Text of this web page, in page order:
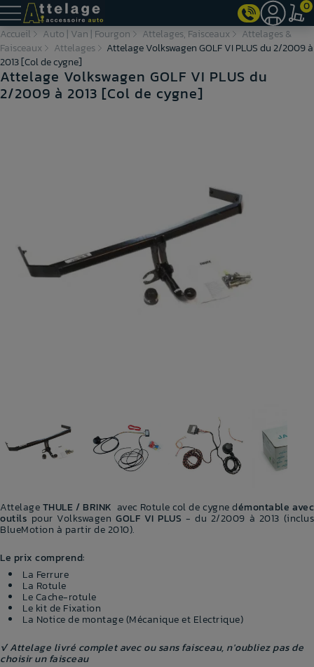
0
Accueil
Auto | Van | Fourgon Attelages, Faisceaux
Attelages &
Faisceaux
Attelages
Attelage Volkswagen GOLF VI PLUS du 2/2009 à
2013 [Col de cygne]
Attelage Volkswagen GOLF VI PLUS du
2/2009 à 2013 [Col de cygne]
AttelageTHULE / BRINK avec Rotule col de cygne démontable avec
outils pour VolkswagenGOLF VI PLUS - du 2/2009 à 2013 (inclus
BlueMotion à partir de 2010).
Le prix comprend:
La Ferrure
La Rotule
Le Cache-rotule
Le kit de Fixation
La Notice de montage (Mécanique et Electrique)
√ Attelage livré complet avec ou sans faisceau, n'oubliez pas de
choisir un faisceau